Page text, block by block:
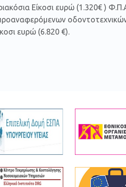
Είκοσι ευρώ (1.320€ )
ευρώ (6.820 €).